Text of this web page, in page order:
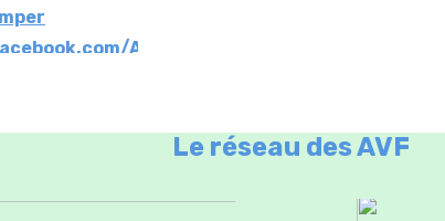
AVF-
Le réseau des AVF